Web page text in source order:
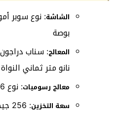
الشاشة
بوصة
المعالج
نانو متر ثماني النواة
معالج رسوميات: نوع Adreno 616
سعة التخزين: 256 جيجا بايت